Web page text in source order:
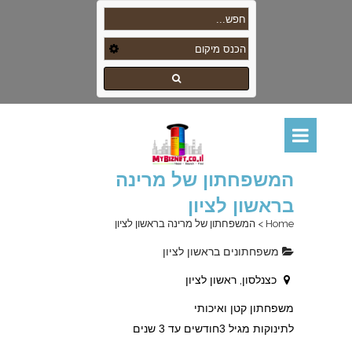
המשפחתון של מרינה
בראשון לציון
Home
> המשפחתון של מרינה בראשון לציון
משפחתונים בראשון לציון
כצנלסון, ראשון לציון
משפחתון קטן ואיכותי
לתינוקות מגיל 3חודשים עד 3 שנים